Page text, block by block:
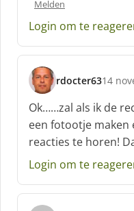
e
f
Melden
Login om te
rdocter63
s
c
h
r
e
e
:
14
Ok……zal als ik de
een fotootje maken
reacties te horen!
Login om te